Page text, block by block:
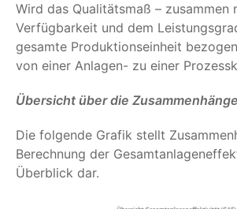
Wird das Qualitätsmaß – zusammen
Verfügbarkeit und dem
gesamte Produktionseinheit
von einer Anlagen- zu einer
Übersicht über die Zusammenhänge
Die folgende Grafik stellt
Berechnung der
Überblick dar.